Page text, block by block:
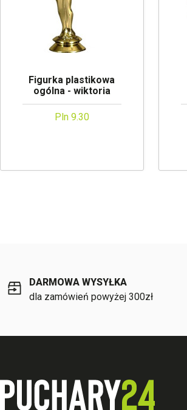
Figurka plastikowa
ogólna - wiktoria
Pln 9.30
DARMOWA WYSYŁKA
dla zamówień powyżej 300zł